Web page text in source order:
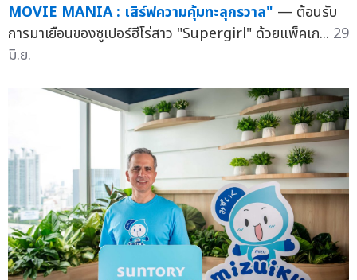
MOVIE MANIA : เสิร์ฟความคุ้มทะลุกรวาล" — ต้อนรับ
การมาเยือนของซูเปอร์ฮีโร่สาว "Supergirl" ด้วยแพ็คเก... 29
มิ.ย.